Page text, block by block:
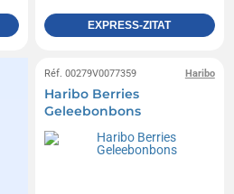
EXPRESS-ZITAT
Haribo
Réf. 00279V0077359
Haribo Berries
Geleebonbons